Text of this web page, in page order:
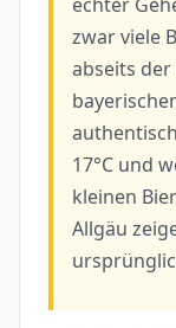
zwar viele
abseits
17°C und
kleinen
Allgäu